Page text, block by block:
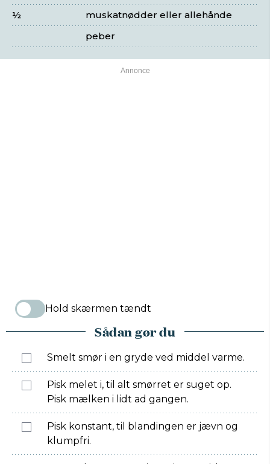
muskatnødder eller allehånde
½
peber
Hold skærmen tændt
Sådan gør du
Smelt smør i en gryde ved middel varme.
Pisk melet i, til alt smørret er suget op.
Pisk mælken i lidt ad gangen.
Pisk konstant, til blandingen er jævn og
klumpfri.